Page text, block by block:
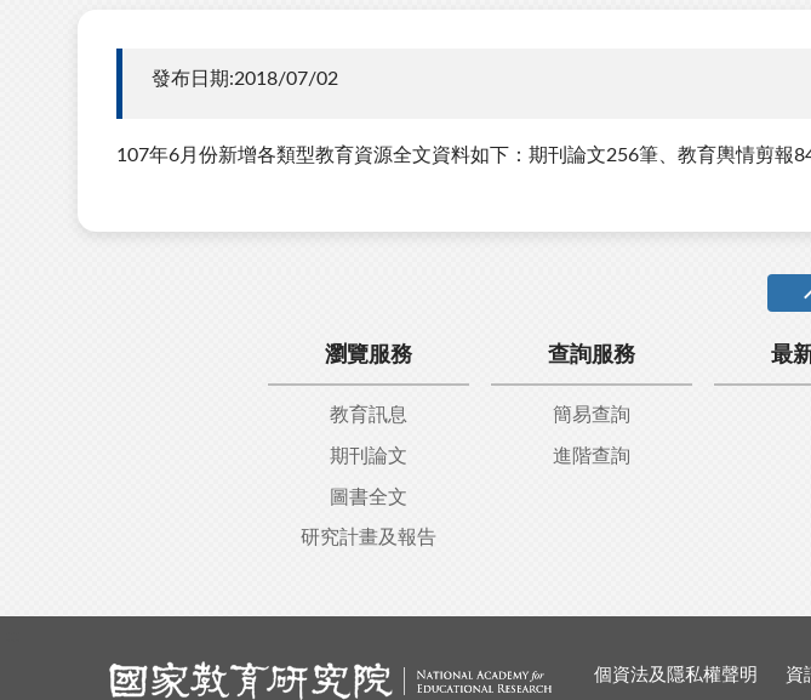
發布日期:2018/07/02
107年6月份新增各類型教育資源全文資料如下：期刊論文256筆、教育輿情剪報
瀏覽服務
教育訊息
期刊論文
圖書全文
研究計畫及報告
查詢服務
簡易查詢
進階查詢
最
個資法及隱私權聲明 資